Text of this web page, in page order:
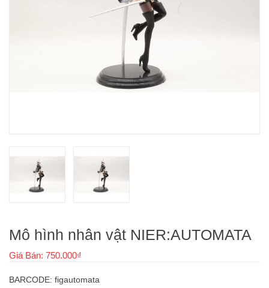
Mô hình nhân vật NIER:AUTOMATA
Giá Bán: 750.000₫
BARCODE: figautomata